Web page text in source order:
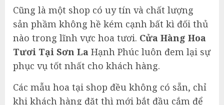
Cũng là một shop có uy tín và chất lượng
sản phầm không hề kém cạnh bất kì đối thủ
nào trong lĩnh vực hoa tươi. Cửa Hàng Hoa
Tươi Tại Sơn La Hạnh Phúc luôn đem lại sự
phục vụ tốt nhất cho khách hàng.
Các mẫu hoa tại shop đều không có sẵn, chỉ
khi khách hàng đặt thì mới bắt đầu cắm để